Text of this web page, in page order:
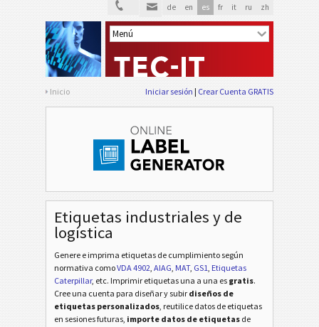
de en es fr it ru zh
Inicio Iniciar sesión Crear Cuenta GRATIS
Etiquetas industriales y de
logística
Genere e imprima etiquetas de cumplimiento según
normativa comoVDA 4902, AIAG, MAT, GS1, Etiquetas
Caterpillar, etc. Imprimir etiquetas una a una es gratis.
Cree una cuenta para diseñar y subir diseños de
etiquetas personalizados, reutilice datos de etiquetas
en sesiones futuras, importe datos de etiquetas de